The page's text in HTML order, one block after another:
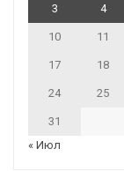
3 4
10 11
17 18
24 25
31
« Июл